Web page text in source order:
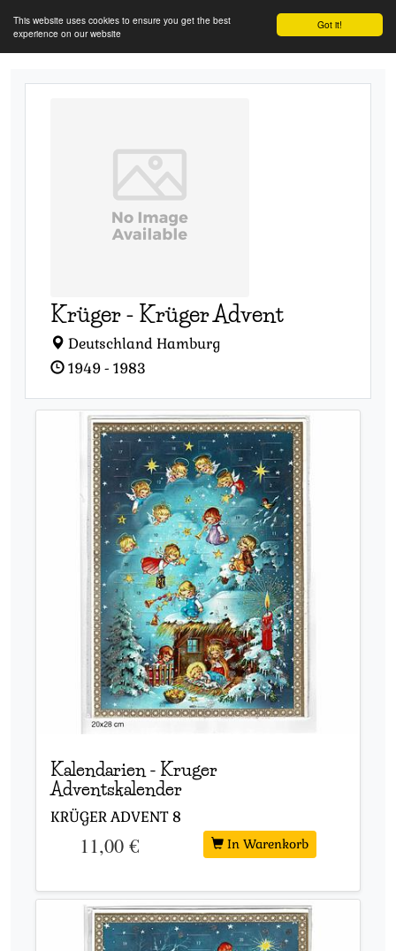
Got it!
This website uses cookies to ensure you get the best
experience on our website
Krüger- Krüger Advent
Deutschland Hamburg
1949 - 1983
Kalendarien - Kruger
Adventskalender
KRÜGER ADVENT8
11,00 € In Warenkorb